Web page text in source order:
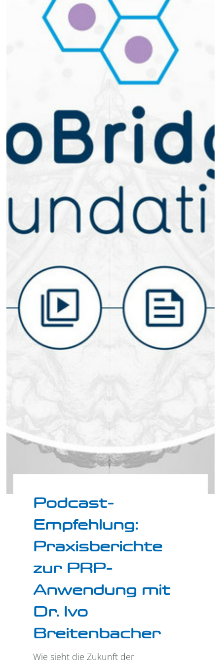
Podcast-
Empfehlung:
Praxisberichte
zur PRP-
Anwendung mit
Dr. Ivo
Breitenbacher
Wie sieht die Zukunft der